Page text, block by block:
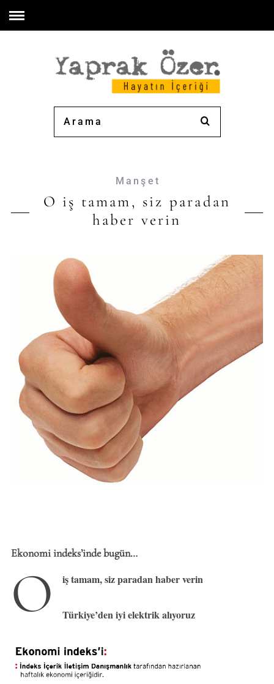
Manşet
O iş tamam, siz paradan
haber verin
Ekonomi indeks’inde bugün…
O iş tamam, siz paradan haber verin
Türkiye’den iyi elektrik alıyoruz